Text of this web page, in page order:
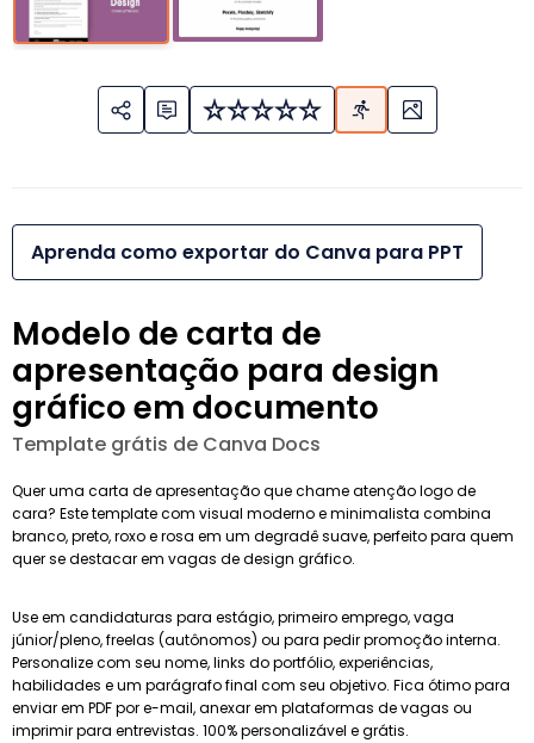
Aprenda como exportar do Canva para PPT
Modelo de carta de
apresentação para design
gráfico em documento
Template grátis de Canva Docs
Quer uma carta de apresentação que chame atenção logo de
cara? Este template com visual moderno e minimalista combina
branco, preto, roxo e rosa em um degradê suave, perfeito para quem
quer se destacar em vagas de design gráfico.
Use em candidaturas para estágio, primeiro emprego, vaga
júnior/pleno, freelas (autônomos) ou para pedir promoção interna.
Personalize com seu nome, links do portfólio, experiências,
habilidades e um parágrafo final com seu objetivo. Fica ótimo para
enviar em PDF por e-mail, anexar em plataformas de vagas ou
imprimir para entrevistas. 100% personalizável e grátis.